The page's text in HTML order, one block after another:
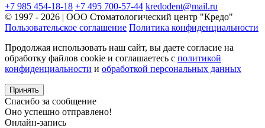
+7 985 454-18-18 +7 495 700-57-44 kredodent@mail.ru
© 1997 - 2026 | ООО Стоматологический центр "Кредо"
Пользовательское соглашение Политика конфиденциальности
Продолжая использовать наш сайт, вы даете согласие на
обработку файлов cookie и соглашаетесь с политикой
конфиденциальности и обработкой персональных данных
Принять
Спасибо за сообщение
Оно успешно отправлено!
Онлайн-запись